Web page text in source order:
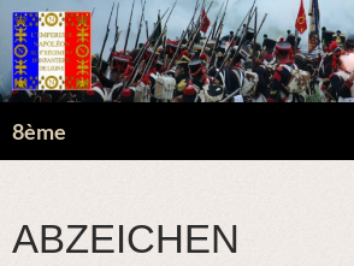
8ème
ABZEICHEN